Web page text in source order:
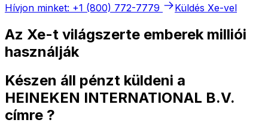
Hívjon minket: +1 (800) 772-7779
Küldés Xe-vel
Az Xe-t világszerte emberek milliói
használják
Készen áll pénzt küldeni a
HEINEKEN INTERNATIONAL B.V.
címre ?